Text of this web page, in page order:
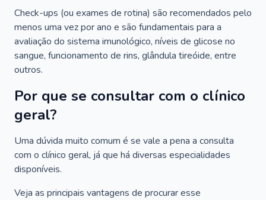
Check-ups (ou exames de rotina) são recomendados pelo
menos uma vez por ano e são fundamentais para a
avaliação do sistema imunológico, níveis de glicose no
sangue, funcionamento de rins, glândula tireóide, entre
outros.
Por que se consultar com o clínico
geral?
Uma dúvida muito comum é se vale a pena a consulta
com o clínico geral, já que há diversas especialidades
disponíveis.
Veja as principais vantagens de procurar esse